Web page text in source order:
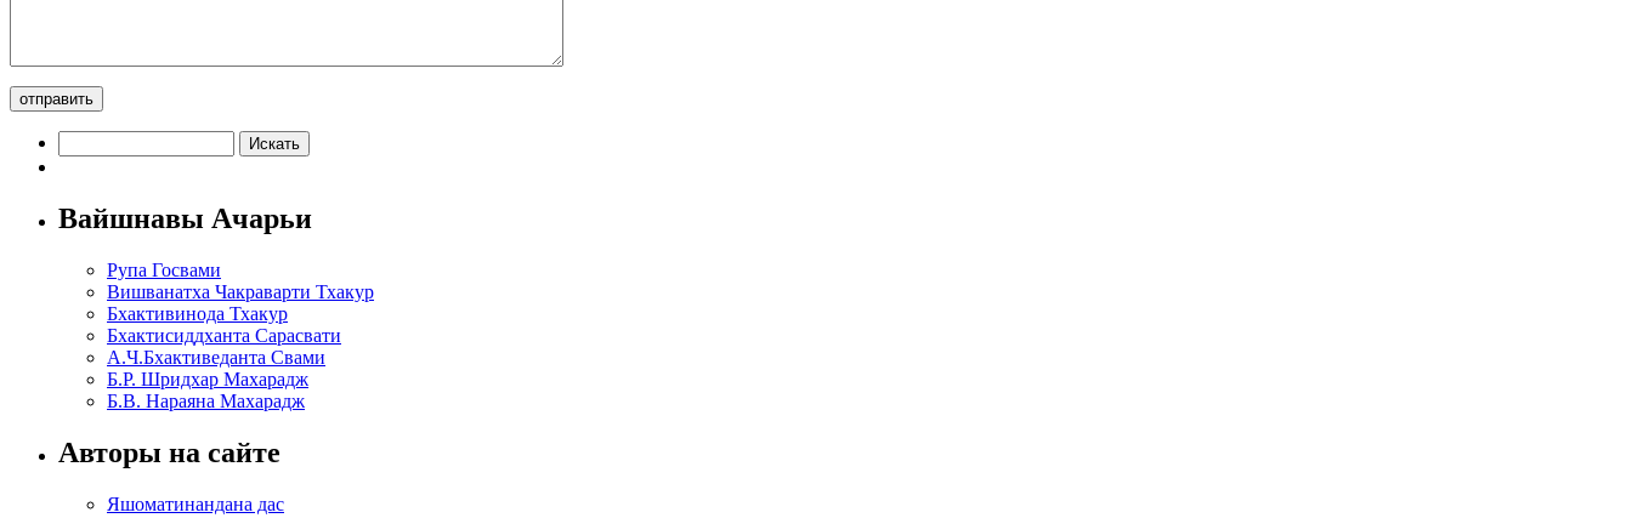
Вайшнавы Ачарьи
Рупа Госвами
Вишванатха Чакраварти Тхакур
Бхактивинода Тхакур
Бхактисиддханта Сарасвати
А.Ч.Бхактиведанта Свами
Б.Р. Шридхар Махарадж
Б.В. Нараяна Махарадж
Авторы на сайте
Яшоматинандана дас